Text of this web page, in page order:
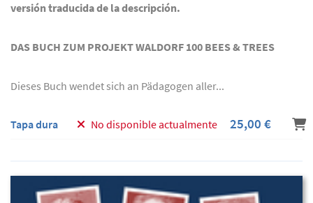
versión traducida de la descripción.
DAS BUCH ZUM PROJEKT WALDORF 100 BEES & TREES
Dieses Buch wendet sich an Pädagogen aller...
Tapa dura No disponible actualmente 25,00 €